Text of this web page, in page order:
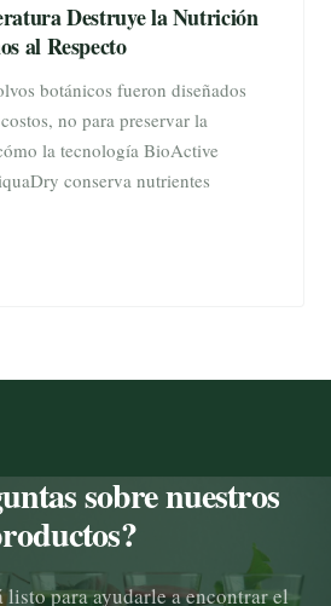
Destruye la Nutrición
al Respecto
botánicos fueron diseñados
no para preservar la
la tecnología BioActive
conserva nutrientes
sobre nuestros
listo para ayudarle a encontrar el